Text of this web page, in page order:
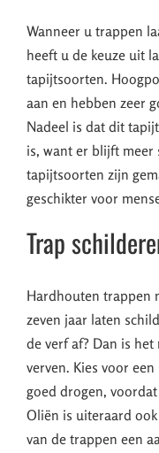
Wanneer u trappen
heeft u de keuze uit
tapijtsoorten.
aan en hebben zeer
Nadeel is dat dit
is, want er blijft meer
tapijtsoorten zijn
geschikter voor
Trap
Hardhouten trappen
zeven jaar laten
de verf af? Dan is
verven. Kies voor
goed drogen,
Oliën is uiteraard
van de trappen een